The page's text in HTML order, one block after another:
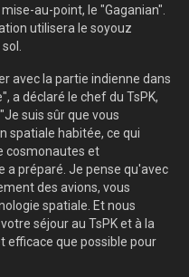
au-point, le "Gaganian".
utilisera le soyouz
avec la partie indienne dans
a déclaré le chef du TsPK,
"Je suis sûr que vous
spatiale habitée, ce qui
cosmonautes et
a préparé. Je pense qu'avec
des avions, vous
spatiale. Et nous
séjour au TsPK et à la
efficace que possible pour